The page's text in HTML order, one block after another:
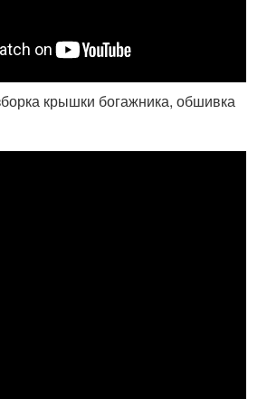
крышки богажника, обшивка